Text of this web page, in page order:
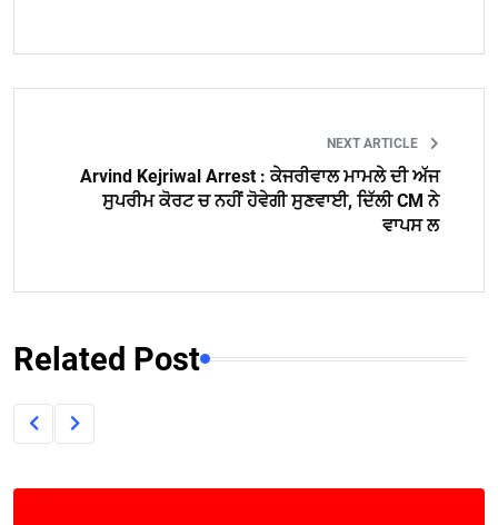
NEXT ARTICLE
Arvind Kejriwal Arrest : ਕੇਜਰੀਵਾਲ ਮਾਮਲੇ ਦੀ ਅੱਜ
ਸੁਪਰੀਮ ਕੋਰਟ ਚ ਨਹੀਂ ਹੋਵੇਗੀ ਸੁਣਵਾਈ, ਦਿੱਲੀ CM ਨੇ
ਵਾਪਸ ਲ
Related Post